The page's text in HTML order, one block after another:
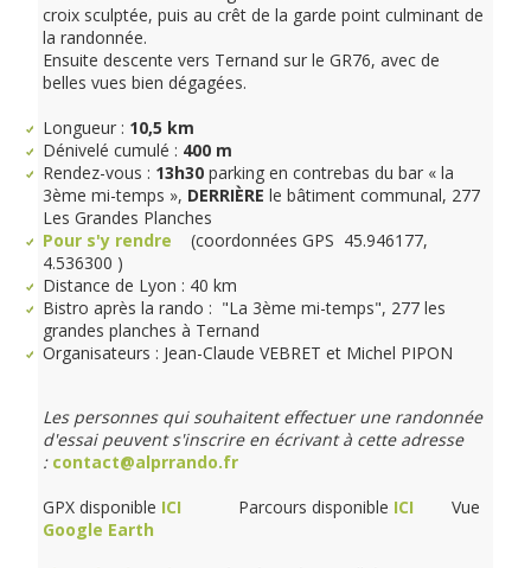
croix sculptée, puis au crêt de la garde point culminant de
la randonnée.
Ensuite descente vers Ternand sur le GR76, avec de
belles vues bien dégagées.
Longueur : 10,5 km
Dénivelé cumulé : 400 m
Rendez-vous : 13h30 parking en contrebas du bar « la
3ème mi-temps », DERRIÈRE le bâtiment communal, 277
Les Grandes Planches
Pour s'y rendre (coordonnées GPS 45.946177,
4.536300 )
Distance de Lyon : 40 km
Bistro après la rando : "La 3ème mi-temps", 277 les
grandes planches à Ternand
Organisateurs : Jean-Claude VEBRET et Michel PIPON
Les personnes qui souhaitent effectuer une randonnée
d'essai peuvent s'inscrire en écrivant à cette adresse
: contact@alprrando.fr
GPX disponible ICI Parcours disponible ICI Vue
Google Earth